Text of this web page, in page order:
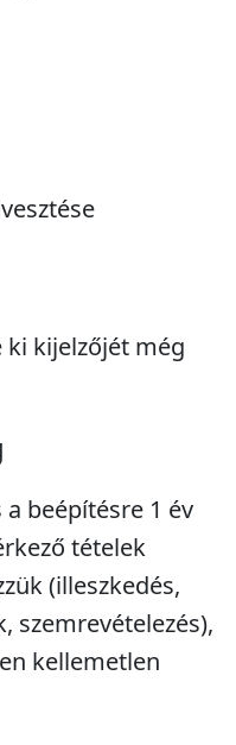
ki kijelzőjét még
beépítésre 1 év
tételek
(illeszkedés,
szemrevételezés),
kellemetlen